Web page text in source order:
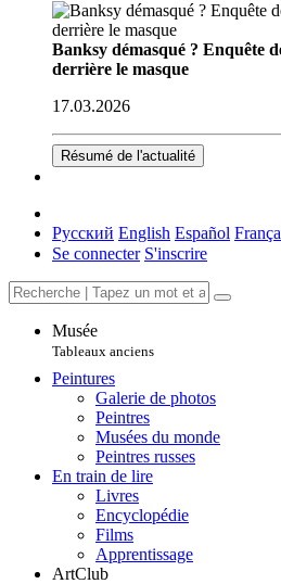
Banksy démasqué ? Enquête
derrière le masque
17.03.2026
Résumé de l'actualité
Русский English Español
Se connecter S'inscrire
Musée
Tableaux anciens
Peintures
Galerie de photos
Peintres
Musées du monde
Peintres russes
En train de lire
Livres
Encyclopédie
Films
Apprentissage
ArtClub